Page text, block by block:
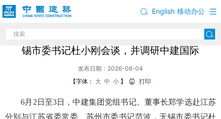
移动办公
English
郑学选与江苏省委常委、苏州市委书记范波，无
锡市委书记杜小刚会谈，并调研中建国际
发布日期：2026-06-04
【字体： 大 中 小 】 打印
6月2日至3日，中建集团党组书记、董事长郑学选赴江苏
分别与江苏省委常委、苏州市委书记范波，无锡市委书记杜